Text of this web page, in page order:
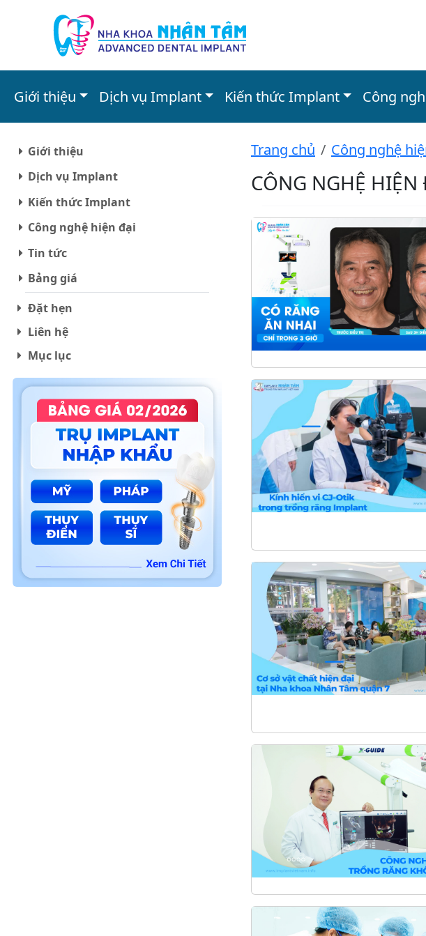
Giới thiệu Dịch vụ Implant Kiến thức Implant Công
Giới thiệu
Dịch vụ Implant
Kiến thức Implant
Công nghệ hiện đại
Tin tức
Bảng giá
Đặt hẹn
Liên hệ
Mục lục
Trang chủ Công nghệ
CÔNG NGHỆ